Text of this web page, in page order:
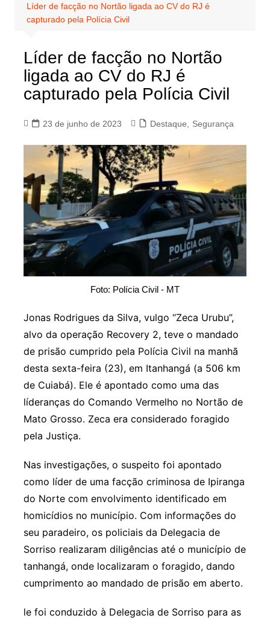
Líder de facção no Nortão ligada ao CV do RJ é
capturado pela Polícia Civil
Líder de facção no Nortão
ligada ao CV do RJ é
capturado pela Polícia Civil
23 de junho de 2023 Destaque Segurança
Foto: Polícia Civil - MT
Jonas Rodrigues da Silva, vulgo “Zeca Urubu”,
alvo da operação Recovery 2, teve o mandado
de prisão cumprido pela Polícia Civil na manhã
desta sexta-feira (23), em Itanhangá (a 506 km
de Cuiabá). Ele é apontado como uma das
líderanças do Comando Vermelho no Nortão de
Mato Grosso. Zeca era considerado foragido
pela Justiça.
Nas investigações, o suspeito foi apontado
como líder de uma facção criminosa de Ipiranga
do Norte com envolvimento identificado em
homicídios no município. Com informações do
seu paradeiro, os policiais da Delegacia de
Sorriso realizaram diligências até o município de
tanhangá, onde localizaram o foragido, dando
cumprimento ao mandado de prisão em aberto.
le foi conduzido à Delegacia de Sorriso para as